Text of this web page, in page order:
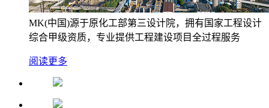
MK(中国)源于原化工部第三设计院，拥有国家工程设计
综合甲级资质，专业提供工程建设项目全过程服务
阅读更多